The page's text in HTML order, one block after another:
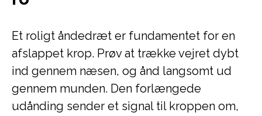
Et roligt åndedræt er fundamentet for en
afslappet krop. Prøv at trække vejret dybt
ind gennem næsen, og ånd langsomt ud
gennem munden. Den forlængede
udånding sender et signal til kroppen om,